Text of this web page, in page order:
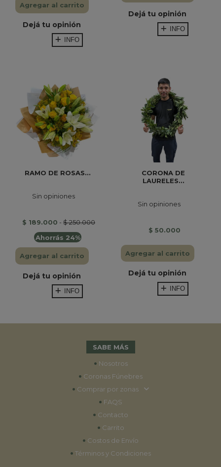
Agregar al carrito
Dejá tu opinión
INFO
Dejá tu opinión
INFO
RAMO DE ROSAS...
Sin opiniones
$ 189.000 - $ 250.000
Ahorrás 24%
Agregar al carrito
Dejá tu opinión
INFO
CORONA DE
LAURELES...
Sin opiniones
$ 50.000
Agregar al carrito
Dejá tu opinión
INFO
SABE MÁS
• Nosotros
• Coronas Fúnebres
• Comprar por zonas
• FAQS
• Contacto
• Carrito
• Costos de Envío
• Términos y Condiciones